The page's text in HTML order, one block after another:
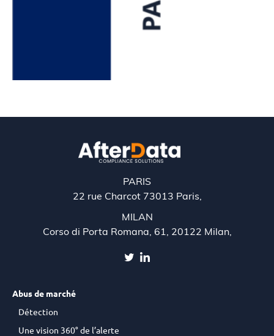
PARIS
22 rue Charcot 73013 Paris,
MILAN
Corso di Porta Romana, 61, 20122 Milan,
Abus de marché
Détection
Une vision 360° de l’alerte